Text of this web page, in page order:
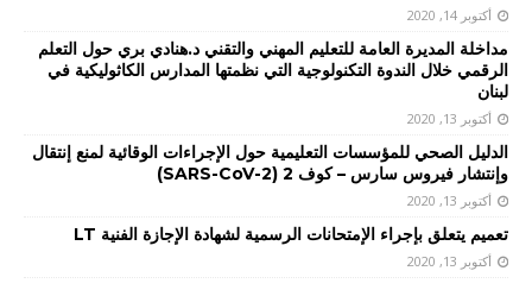
أكتوبر 14, 2020
مداخلة المديرة العامة للتعليم المهني والتقني د.هنادي بري حول التعلم
الرقمي خلال الندوة التكنولوجية التي نظمتها المدارس الكاثوليكية في
لبنان
أكتوبر 13, 2020
الدليل الصحي للمؤسسات التعليمية حول الإجراءات الوقائية لمنع إنتقال
وإنتشار فيروس سارس – كوف 2 (SARS-CoV-2)
أكتوبر 13, 2020
تعميم يتعلق بإجراء الإمتحانات الرسمية لشهادة الإجازة الفنية LT
أكتوبر 13, 2020